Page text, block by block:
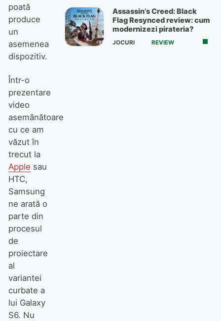
poată
produce
un
asemenea
dispozitiv.
Într-o
prezentare
video
asemănătoare
cu ce am
văzut în
trecut la
Apple sau
HTC,
Samsung
ne arată o
parte din
procesul
de
proiectare
al
variantei
curbate a
lui Galaxy
S6. Nu
Assassin’s Creed: Black
Flag Resynced review: cum
modernizezi pirateria?
JOCURI REVIEW